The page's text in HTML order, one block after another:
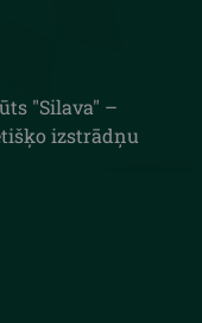
"Silava" –
izstrādņu